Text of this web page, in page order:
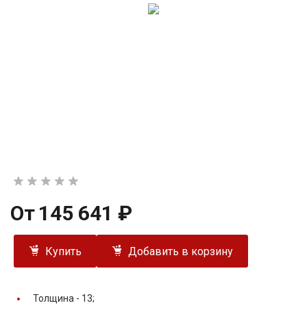
От 145 641 ₽
Купить Добавить в корзину
Толщина - 13;